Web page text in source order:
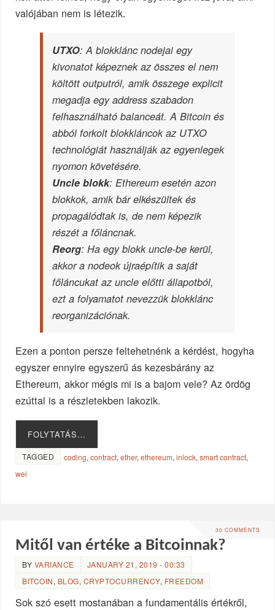
valójában nem is létezik.
UTXO: A blokklánc nodejai egy
kivonatot képeznek az összes el nem
költött outputról, amik összege explicit
megadja egy address szabadon
felhasználható balanceát. A Bitcoin és
abból forkolt blokkláncok az UTXO
technológiát használják az egyenlegek
nyomon követésére.
Uncle blokk: Ethereum esetén azon
blokkok, amik bár elkészültek és
propagálódtak is, de nem képezik
részét a főláncnak.
Reorg: Ha egy blokk uncle-be kerül,
akkor a nodeok újraépítik a saját
főláncukat az uncle előtti állapotból,
ezt a folyamatot nevezzük blokklánc
reorganizációnak.
Ezen a ponton persze feltehetnénk a kérdést, hogyha
egyszer ennyire egyszerű ás kezesbárány az
Ethereum, akkor mégis mi is a bajom vele? Az ördög
ezúttal is a részletekben lakozik.
FOLYTATÁS…
TAGGED coding,contract,ether,ethereum,inlock,smart contract,
wei
30 COMMENTS
Mitől van értéke a Bitcoinnak?
BY VARIANCE
JANUARY 21, 2019 - 00:33
BITCOIN, BLOG, CRYPTOCURRENCY, FREEDOM
Sok szó esett mostanában a fundamentális értékről,